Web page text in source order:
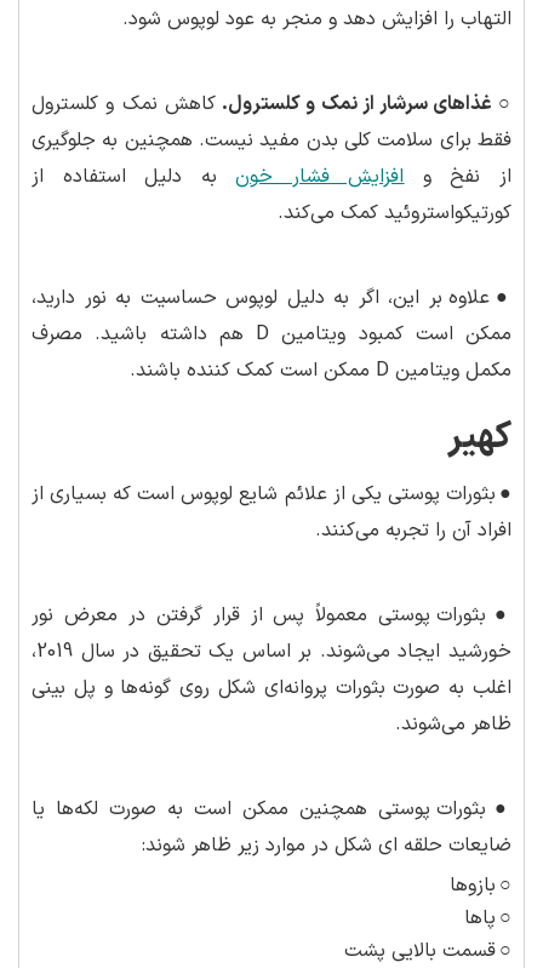
التهاب را افزایش دهد و منجر به عود لوپوس شود.
○ غذاهای سرشار از نمک و کلسترول. کاهش نمک و کلسترول
فقط برای سلامت کلی بدن مفید نیست. همچنین به جلوگیری
از نفخ وافزایش فشار خونبه دلیل استفاده از
کورتیکواستروئید کمک می‌کند.
●علاوه بر این، اگر به دلیل لوپوس حساسیت به نور دارید،
ممکن است کمبود ویتامین D هم داشته باشید. مصرف
مکمل ویتامین D ممکن است کمک کننده باشند.
کهیر
● بثورات پوستی یکی از علائم شایع لوپوس است که بسیاری از
افراد آن را تجربه می‌کنند.
● بثورات پوستی معمولاً پس از قرار گرفتن در معرض نور
خورشید ایجاد می‌شوند. بر اساس یک تحقیق در سال 2019،
اغلب به صورت بثورات پروانه‌ای شکل روی گونه‌ها و پل بینی
ظاهر می‌شوند.
● بثورات پوستی همچنین ممکن است به صورت لکه‌ها یا
ضایعات حلقه ای شکل در موارد زیر ظاهر شوند:
○ بازوها
○ پاها
○قسمت بالایی پشت